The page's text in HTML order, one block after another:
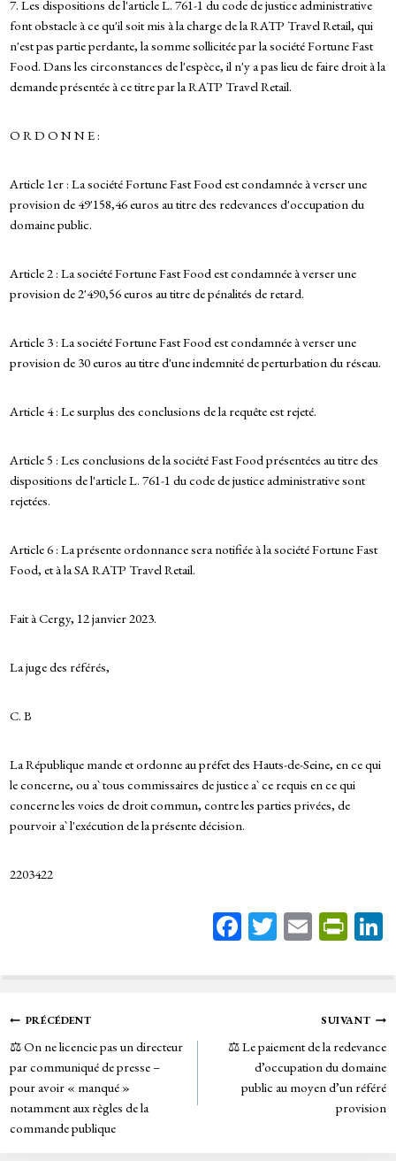
7. Les dispositions de l'article L. 761-1 du code de justice administrative
font obstacle à ce qu'il soit mis à la charge de la RATP Travel Retail, qui
n'est pas partie perdante, la somme sollicitée par la société Fortune Fast
Food. Dans les circonstances de l'espèce, il n'y a pas lieu de faire droit à la
demande présentée à ce titre par la RATP Travel Retail.
O R D O N N E :
Article 1er : La société Fortune Fast Food est condamnée à verser une
provision de 49'158,46 euros au titre des redevances d'occupation du
domaine public.
Article 2 : La société Fortune Fast Food est condamnée à verser une
provision de 2'490,56 euros au titre de pénalités de retard.
Article 3 : La société Fortune Fast Food est condamnée à verser une
provision de 30 euros au titre d'une indemnité de perturbation du réseau.
Article 4 : Le surplus des conclusions de la requête est rejeté.
Article 5 : Les conclusions de la société Fast Food présentées au titre des
dispositions de l'article L. 761-1 du code de justice administrative sont
rejetées.
Article 6 : La présente ordonnance sera notifiée à la société Fortune Fast
Food, et à la SA RATP Travel Retail.
Fait à Cergy, 12 janvier 2023.
La juge des référés,
C. B
La République mande et ordonne au préfet des Hauts-de-Seine, en ce qui
le concerne, ou a` tous commissaires de justice a` ce requis en ce qui
concerne les voies de droit commun, contre les parties privées, de
pourvoir a` l'exécution de la présente décision.
2203422
Fa
bo
T
tt
E
ail
Pr
tF
rie
n
dl
y
Navigation
de
l’article
PRÉCÉDENT
⚖️ On ne licencie pas un directeur
par communiqué de presse –
pour avoir « manqué »
notamment aux règles de la
commande publique
SUIVANT
⚖️ Le paiement de la redevance
d’occupation du domaine
public au moyen d’un référé
provision